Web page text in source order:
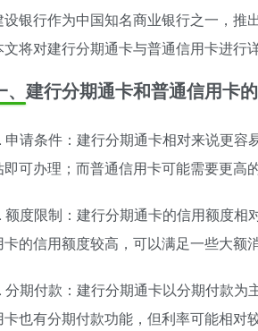
设银行作为中国知名商业银行之一，推
文将对建行分期通卡与普通信用卡进行
、建行分期通卡和普通信用卡
申请条件：建行分期通卡相对来说更
即可办理；而普通信用卡可能需要更高
额度限制：建行分期通卡的信用额度
卡的信用额度较高，可以满足一些大额
分期付款：建行分期通卡以分期付款
卡也有分期付款功能，但利率可能相对较